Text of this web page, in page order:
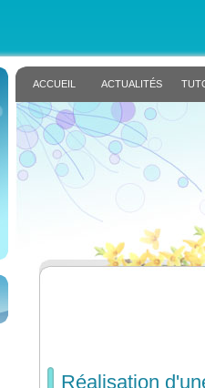
ACCUEIL ACTUALITÉS
Réalisation